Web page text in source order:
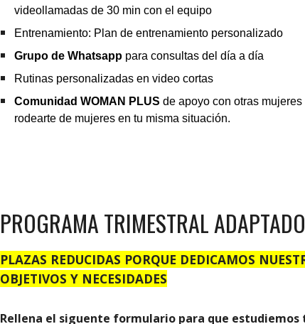
videollamadas de 30 min con el equipo
Entrenamiento: Plan de entrenamiento personalizado
Grupo de Whatsapp para consultas del día a día
Rutinas personalizadas en video cortas
Comunidad WOMAN PLUS de apoyo con otras
rodearte de mujeres en tu misma situación.
PROGRAMA TRIMESTRAL
PLAZAS REDUCIDAS PORQUE DEDICAMOS
OBJETIVOS Y NECESIDADES
Rellena el siguente formulario para que estudiemos